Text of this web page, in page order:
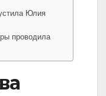
Юлия
проводила